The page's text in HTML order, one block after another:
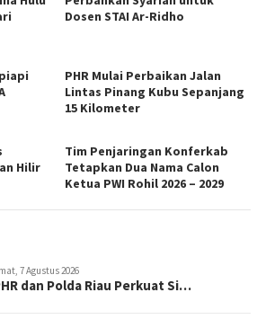
Dosen STAI Ar-Ridho
PHR Mulai Perbaikan Jalan
Lintas Pinang Kubu Sepanjang
15 Kilometer
Hilir
Tim Penjaringan Konferkab
Tetapkan Dua Nama Calon
Ketua PWI Rohil 2026 – 2029
7 Agustus 2026
dan Polda Riau Perkuat Si…